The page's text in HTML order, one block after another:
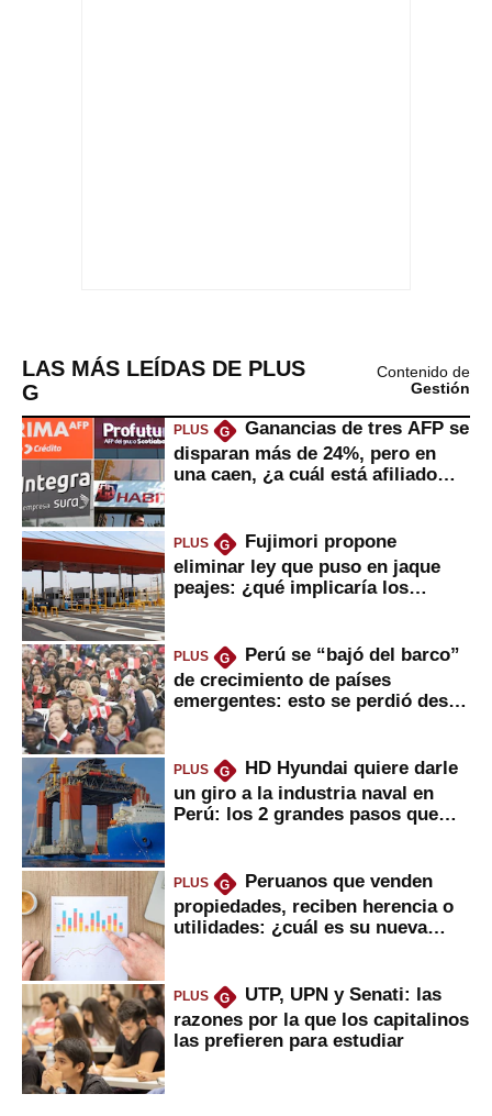
LAS MÁS LEÍDAS DE PLUS
G
Contenido de
Gestión
PLUS G
Ganancias de tres AFP se
disparan más de 24%, pero en
una caen, ¿a cuál está afiliado
PLUS G
Fujimori propone
eliminar ley que puso en jaque
peajes: ¿qué implicaría los
PLUS G
Perú se “bajó del barco”
de crecimiento de países
emergentes: esto se perdió desde
PLUS G
HD Hyundai quiere darle
un giro a la industria naval en
Perú: los 2 grandes pasos que
PLUS G
Peruanos que venden
propiedades, reciben herencia o
utilidades: ¿cuál es su nueva
PLUS G
UTP, UPN y Senati: las
razones por la que los capitalinos
las prefieren para estudiar